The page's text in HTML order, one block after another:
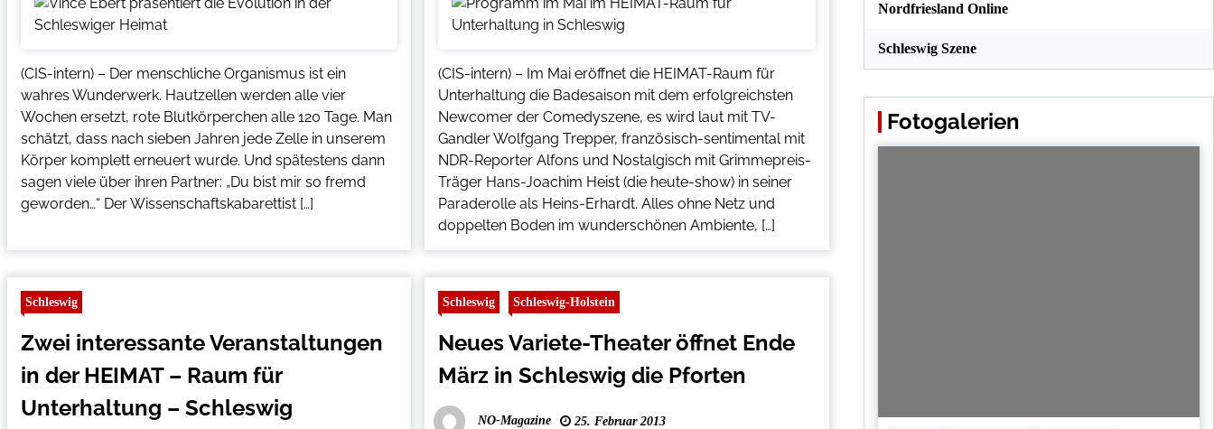
(CIS-intern) – Der menschliche Organismus ist ein
wahres Wunderwerk. Hautzellen werden alle vier
Wochen ersetzt, rote Blutkörperchen alle 120 Tage. Man
schätzt, dass nach sieben Jahren jede Zelle in unserem
Körper komplett erneuert wurde. Und spätestens dann
sagen viele über ihren Partner: „Du bist mir so fremd
geworden…“ Der Wissenschaftskabarettist […]
(CIS-intern) – Im Mai eröffnet die HEIMAT-Raum für
Unterhaltung die Badesaison mit dem erfolgreichsten
Newcomer der Comedyszene, es wird laut mit TV-
Gandler Wolfgang Trepper, französisch-sentimental mit
NDR-Reporter Alfons und Nostalgisch mit Grimmepreis-
Träger Hans-Joachim Heist (die heute-show) in seiner
Paraderolle als Heins-Erhardt. Alles ohne Netz und
doppelten Boden im wunderschönen Ambiente, […]
Schleswig
Zwei interessante Veranstaltungen
in der HEIMAT – Raum für
Unterhaltung – Schleswig
Schleswig Schleswig-Holstein
Neues Variete-Theater öffnet Ende
März in Schleswig die Pforten
NO-Magazine 25. Februar 2013
Nordfriesland Online
Schleswig Szene
Fotogalerien